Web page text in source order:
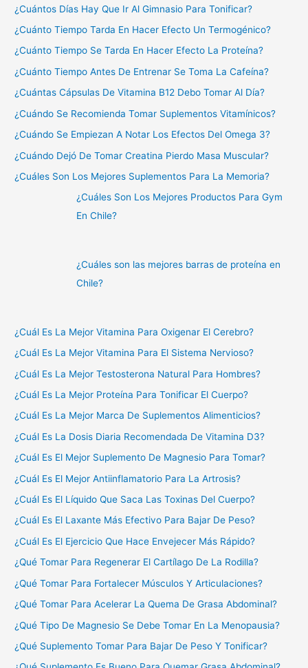
¿Cuántos Días Hay Que Ir Al Gimnasio Para Tonificar?
¿Cuánto Tiempo Tarda En Hacer Efecto Un Termogénico?
¿Cuánto Tiempo Se Tarda En Hacer Efecto La Proteína?
¿Cuánto Tiempo Antes De Entrenar Se Toma La Cafeína?
¿Cuántas Cápsulas De Vitamina B12 Debo Tomar Al Día?
¿Cuándo Se Recomienda Tomar Suplementos Vitamínicos?
¿Cuándo Se Empiezan A Notar Los Efectos Del Omega 3?
¿Cuándo Dejó De Tomar Creatina Pierdo Masa Muscular?
¿Cuáles Son Los Mejores Suplementos Para La Memoria?
¿Cuáles Son Los Mejores Productos Para Gym
En Chile?
¿Cuáles son las mejores barras de proteína en
Chile?
¿Cuál Es La Mejor Vitamina Para Oxigenar El Cerebro?
¿Cuál Es La Mejor Vitamina Para El Sistema Nervioso?
¿Cuál Es La Mejor Testosterona Natural Para Hombres?
¿Cuál Es La Mejor Proteína Para Tonificar El Cuerpo?
¿Cuál Es La Mejor Marca De Suplementos Alimenticios?
¿Cuál Es La Dosis Diaria Recomendada De Vitamina D3?
¿Cuál Es El Mejor Suplemento De Magnesio Para Tomar?
¿Cuál Es El Mejor Antiinflamatorio Para La Artrosis?
¿Cuál Es El Líquido Que Saca Las Toxinas Del Cuerpo?
¿Cuál Es El Laxante Más Efectivo Para Bajar De Peso?
¿Cuál Es El Ejercicio Que Hace Envejecer Más Rápido?
¿Qué Tomar Para Regenerar El Cartílago De La Rodilla?
¿Qué Tomar Para Fortalecer Músculos Y Articulaciones?
¿Qué Tomar Para Acelerar La Quema De Grasa Abdominal?
¿Qué Tipo De Magnesio Se Debe Tomar En La Menopausia?
¿Qué Suplemento Tomar Para Bajar De Peso Y Tonificar?